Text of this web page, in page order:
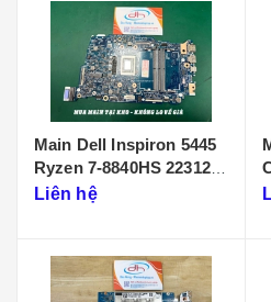
Main Dell Inspiron 5445
Ryzen 7-8840HS 223125-
1Liên hệ